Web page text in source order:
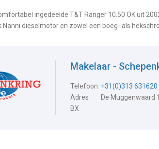
ingedeelde T&T Ranger 10.50 OK uit
Nanni dieselmotor en zowel een boeg- als
Makelaar -
Telefoon +31(0)313 631620
Adres
De Muggenwaard
BX